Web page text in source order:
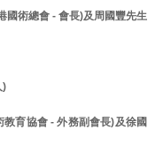
國術總會 - 會長)及周國豐先生
)
育協會 - 外務副會長)及徐國